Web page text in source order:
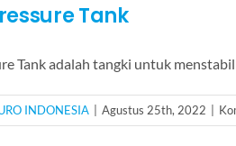
Tank
Tank adalah tangki untuk
INDONESIA | Agustus 25th, 2022 |